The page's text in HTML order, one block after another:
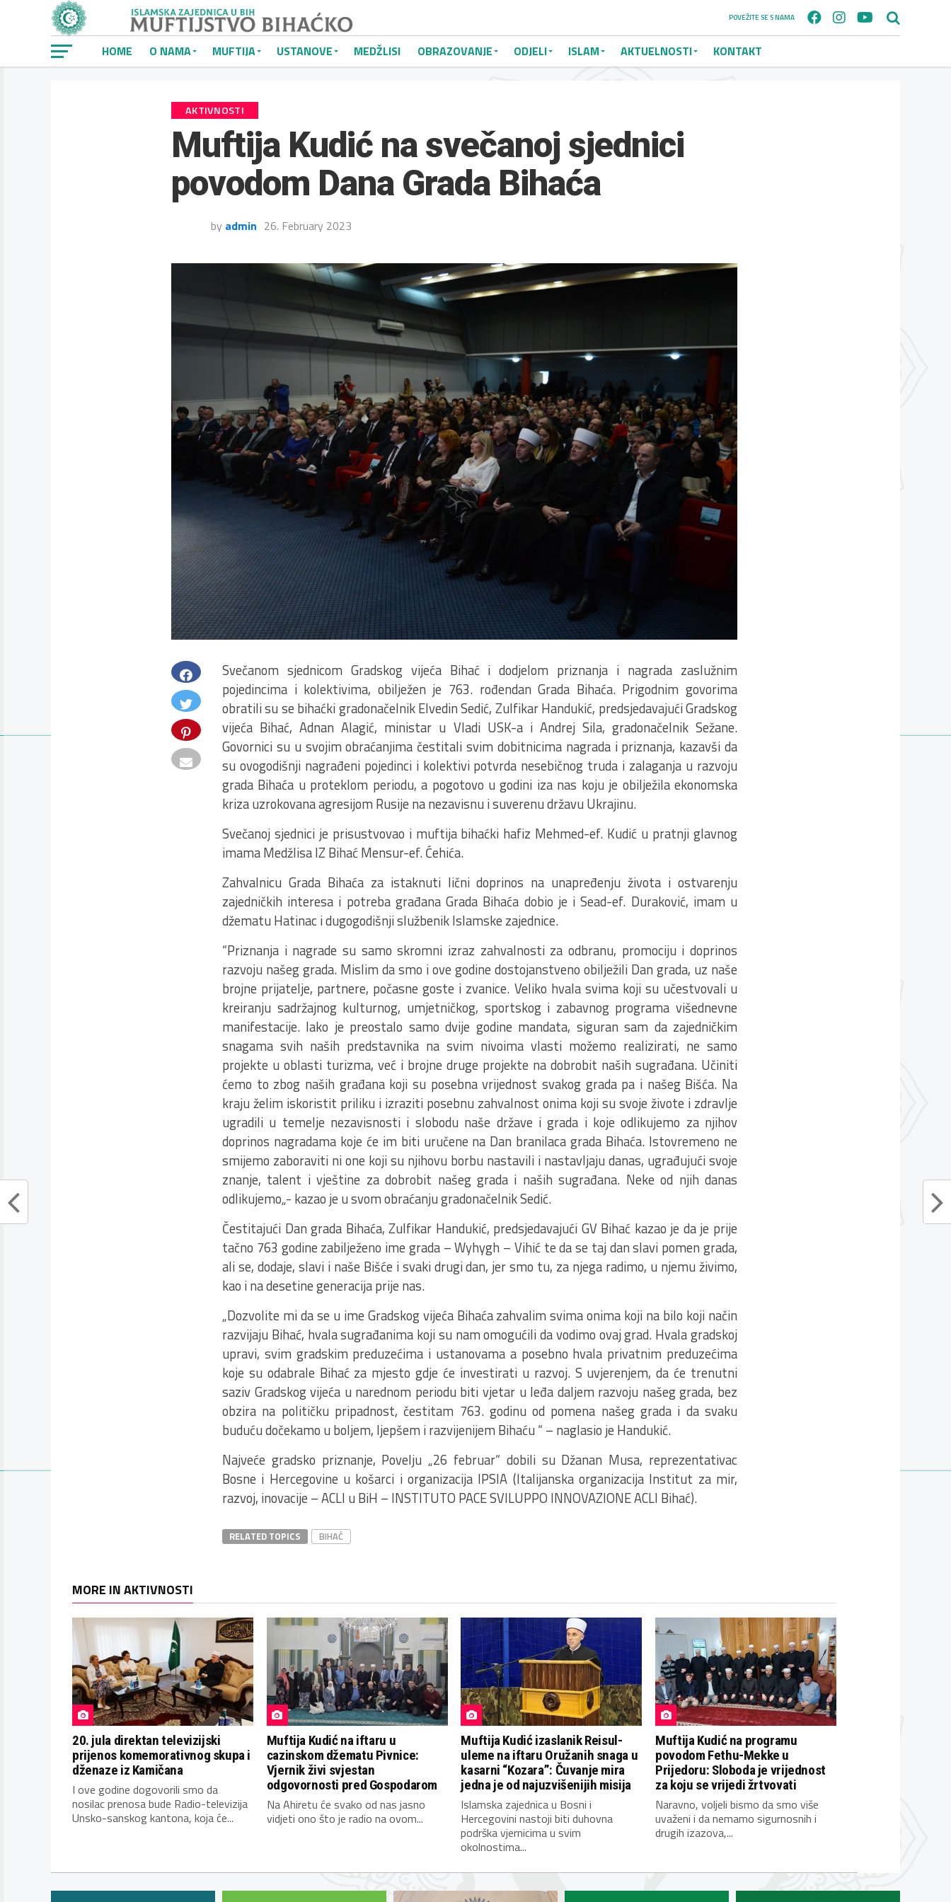
POVEŽITE SE S NAMA
HOME O NAMA MUFTIJA USTANOVE MEDŽLISI OBRAZOVANJE ODJELI ISLAM AKTUELNOSTI KONTAKT
AKTIVNOSTI
Muftija Kudić na svečanoj sjednici
povodom Dana Grada Bihaća
by admin 26. February 2023
Svečanom sjednicom Gradskog vijeća Bihać i dodjelom priznanja i nagrada zaslužnim
pojedincima i kolektivima, obilježen je 763. rođendan Grada Bihaća. Prigodnim govorima
obratili su se bihaćki gradonačelnik Elvedin Sedić, Zulfikar Handukić, predsjedavajući Gradskog
vijeća Bihać, Adnan Alagić, ministar u Vladi USK-a i Andrej Sila, gradonačelnik Sežane.
Govornici su u svojim obraćanjima čestitali svim dobitnicima nagrada i priznanja, kazavši da
su ovogodišnji nagrađeni pojedinci i kolektivi potvrda nesebičnog truda i zalaganja u razvoju
grada Bihaća u proteklom periodu, a pogotovo u godini iza nas koju je obilježila ekonomska
kriza uzrokovana agresijom Rusije na nezavisnu i suverenu državu Ukrajinu.
Svečanoj sjednici je prisustvovao i muftija bihaćki hafiz Mehmed-ef. Kudić u pratnji glavnog
imama Medžlisa IZ Bihać Mensur-ef. Ćehića.
Zahvalnicu Grada Bihaća za istaknuti lični doprinos na unapređenju života i ostvarenju
zajedničkih interesa i potreba građana Grada Bihaća dobio je i Sead-ef. Duraković, imam u
džematu Hatinac i dugogodišnji službenik Islamske zajednice.
“Priznanja i nagrade su samo skromni izraz zahvalnosti za odbranu, promociju i doprinos
razvoju našeg grada. Mislim da smo i ove godine dostojanstveno obilježili Dan grada, uz naše
brojne prijatelje, partnere, počasne goste i zvanice. Veliko hvala svima koji su učestvovali u
kreiranju sadržajnog kulturnog, umjetničkog, sportskog i zabavnog programa višednevne
manifestacije. Iako je preostalo samo dvije godine mandata, siguran sam da zajedničkim
snagama svih naših predstavnika na svim nivoima vlasti možemo realizirati, ne samo
projekte u oblasti turizma, već i brojne druge projekte na dobrobit naših sugrađana. Učiniti
ćemo to zbog naših građana koji su posebna vrijednost svakog grada pa i našeg Bišća. Na
kraju želim iskoristit priliku i izraziti posebnu zahvalnost onima koji su svoje živote i zdravlje
ugradili u temelje nezavisnosti i slobodu naše države i grada i koje odlikujemo za njihov
doprinos nagradama koje će im biti uručene na Dan branilaca grada Bihaća. Istovremeno ne
smijemo zaboraviti ni one koji su njihovu borbu nastavili i nastavljaju danas, ugrađujući svoje
znanje, talent i vještine za dobrobit našeg grada i naših sugrađana. Neke od njih danas
odlikujemo„- kazao je u svom obraćanju gradonačelnik Sedić.
Čestitajući Dan grada Bihaća, Zulfikar Handukić, predsjedavajući GV Bihać kazao je da je prije
tačno 763 godine zabilježeno ime grada – Wyhygh – Vihić te da se taj dan slavi pomen grada,
ali se, dodaje, slavi i naše Bišće i svaki drugi dan, jer smo tu, za njega radimo, u njemu živimo,
kao i na desetine generacija prije nas.
„Dozvolite mi da se u ime Gradskog vijeća Bihaća zahvalim svima onima koji na bilo koji način
razvijaju Bihać, hvala sugrađanima koji su nam omogućili da vodimo ovaj grad. Hvala gradskoj
upravi, svim gradskim preduzećima i ustanovama a posebno hvala privatnim preduzećima
koje su odabrale Bihać za mjesto gdje će investirati u razvoj. S uvjerenjem, da će trenutni
saziv Gradskog vijeća u narednom periodu biti vjetar u leđa daljem razvoju našeg grada, bez
obzira na političku pripadnost, čestitam 763. godinu od pomena našeg grada i da svaku
buduću dočekamo u boljem, ljepšem i razvijenijem Bihaću “ – naglasio je Handukić.
Najveće gradsko priznanje, Povelju „26 februar“ dobili su Džanan Musa, reprezentativac
Bosne i Hercegovine u košarci i organizacija IPSIA (Italijanska organizacija Institut za mir,
razvoj, inovacije – ACLI u BiH – INSTITUTO PACE SVILUPPO INNOVAZIONE ACLI Bihać).
RELATED TOPICS BIHAĆ
MORE IN AKTIVNOSTI
20. jula direktan televizijski
prijenos komemorativnog skupa i
dženaze iz Kamičana
I ove godine dogovorili smo da
nosilac prenosa bude Radio-televizija
Unsko-sanskog kantona, koja će...
Muftija Kudić na iftaru u
cazinskom džematu Pivnice:
Vjernik živi svjestan
odgovornosti pred Gospodarom
Na Ahiretu će svako od nas jasno
vidjeti ono što je radio na ovom...
Muftija Kudić izaslanik Reisul-
uleme na iftaru Oružanih snaga u
kasarni “Kozara”: Čuvanje mira
jedna je od najuzvišenijih misija
Islamska zajednica u Bosni i
Hercegovini nastoji biti duhovna
podrška vjernicima u svim
okolnostima...
Muftija Kudić na programu
povodom Fethu-Mekke u
Prijedoru: Sloboda je vrijednost
za koju se vrijedi žrtvovati
Naravno, voljeli bismo da smo više
uvaženi i da nemamo sigurnosnih i
drugih izazova,...